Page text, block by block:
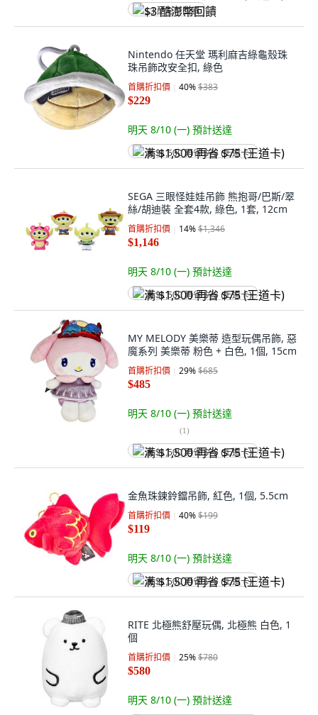
$3 酷澎幣回饋
Nintendo 任天堂 瑪利麻吉綠龜殼珠
珠吊飾改安全扣, 綠色
首購折扣價 40%$383
$229
明天 8/10 (一) 預計送達
满 $1,500 再省 $75 (王道卡)
SEGA 三眼怪娃娃吊飾 熊抱哥/巴斯/翠
絲/胡迪裝 全套4款, 綠色, 1套, 12cm
首購折扣價 14%$1,346
$1,146
明天 8/10 (一) 預計送達
满 $1,500 再省 $75 (王道卡)
MY MELODY 美樂蒂 造型玩偶吊飾, 惡
魔系列 美樂蒂 粉色 + 白色, 1個, 15cm
首購折扣價 29%$685
$485
明天 8/10 (一) 預計送達
(1)
满 $1,500 再省 $75 (王道卡)
金魚珠鍊鈴鐺吊飾, 紅色, 1個, 5.5cm
首購折扣價 40%$199
$119
明天 8/10 (一) 預計送達
满 $1,500 再省 $75 (王道卡)
RITE 北極熊舒壓玩偶, 北極熊 白色, 1
個
首購折扣價 25%$780
$580
明天 8/10 (一) 預計送達